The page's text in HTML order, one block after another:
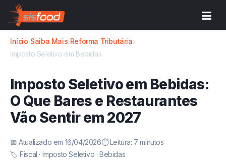
Início›Saiba Mais›Reforma Tributária›
Imposto Seletivo em Bebidas
Imposto Seletivo em Bebidas:
O Que Bares e Restaurantes
Vão Sentir em 2027
📅 Atualizado em 16/04/2026⏱️ Leitura: 7 minutos
🏷️ Fiscal · Imposto Seletivo · Bebidas